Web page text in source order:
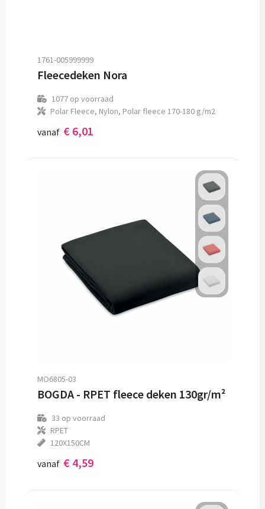
1761-005999999
Fleecedeken Nora
1077op voorraad
Polar Fleece, Nylon, Polar fleece 170-180 g/m2
vanaf € 6,01
MO6805-03
BOGDA - RPET fleece deken 130gr/m²
33 op voorraad
RPET
120X150CM
vanaf € 4,59